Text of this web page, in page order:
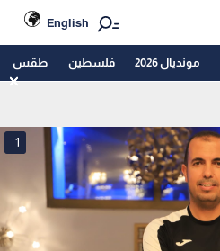
English
مونديال 2026 فلسطين طقس
1